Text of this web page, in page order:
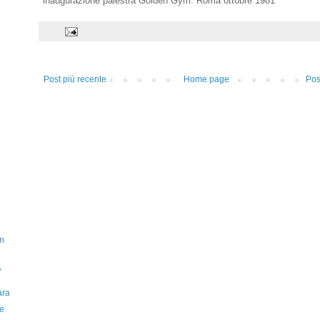
Post più recente Home page